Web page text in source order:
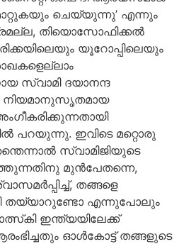
ചെയ്യുന്നു’ എന്നും
തിയൊസോഫിക്കല്‍
യൂറോപ്പിലെയും
സ്വാമി ദയാനന്ദ
നിയമാനുസൃതമായ
പറയുന്നു. ഇവിടെ മറ്റൊരു
സ്വാമിജിയുടെ
മുന്‍പേതന്നെ,
തങ്ങളെ
തയ്യാറുണ്ടോ എന്നുപോലും
ഇന്ത്യയിലേക്ക്
ഓള്‍കോട്ട് തങ്ങളുടെ